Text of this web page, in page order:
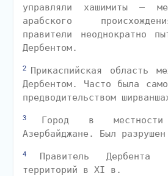
управляли хашимиты —
арабского
правители неоднократно
Дербентом.
2
Прикаспийская область
Дербентом. Часто была
предводительством
3
Город в
Азербайджане. Был
4
Правитель Дербента
территорий в XI в.